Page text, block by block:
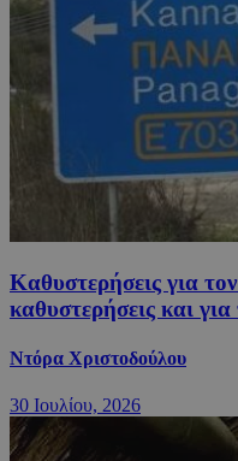
Καθυστερήσεις για
καθυστερήσεις και για
Ντόρα Χριστοδούλου
30 Ιουλίου, 2026